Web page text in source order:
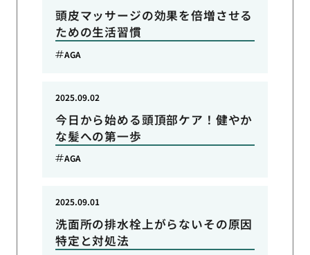
頭皮マッサージの効果を倍増させる
ための生活習慣
AGA
今日から始める頭頂部ケア！健やか
な髪への第一歩
2025.09.02
AGA
洗面所の排水栓上がらないその原因
特定と対処法
2025.09.01